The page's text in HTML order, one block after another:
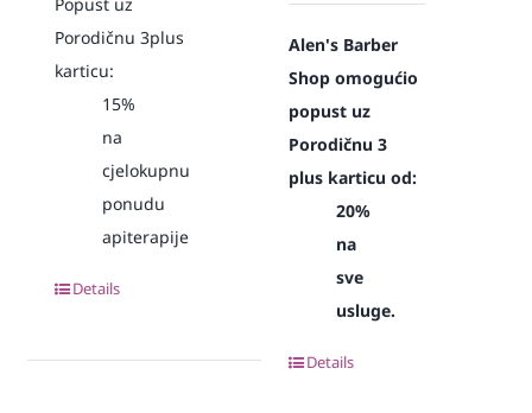
Porodičnu 3plus
karticu:
15%
na
cjelokupnu
ponudu
apiterapije
Details
Alen's Barber
Shop omogućio
popust uz
Porodičnu 3
plus karticu od:
20%
na
sve
usluge.
Details